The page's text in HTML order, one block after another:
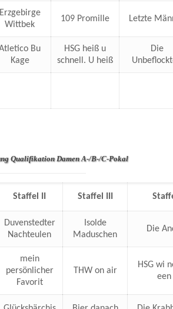
Erzgebirge
Wittbek
109 Promille Letzte
Bu
Kage
HSG heiß u
schnell. U heiß
Die
Qualifikation Damen A-/B-/C-Pokal
Staffel II Staffel III
Duvenstedter
Nachteulen
Isolde
Maduschen
Die
mein
persönlicher
Favorit
THW on air
HSG wi